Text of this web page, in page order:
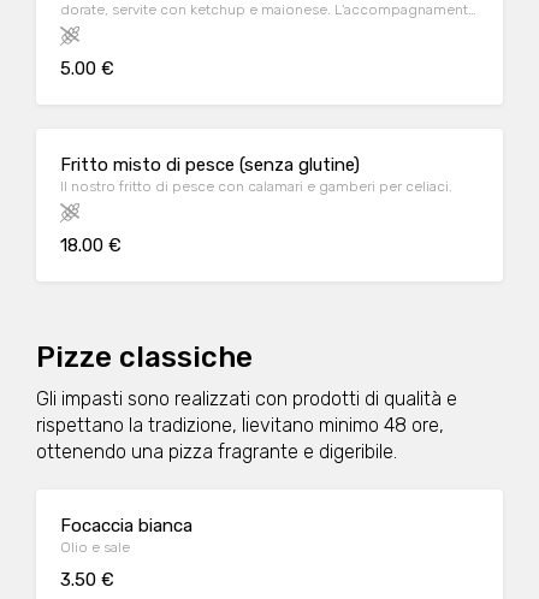
dorate, servite con ketchup e maionese. L'accompagnamento
ideale vicino alla tua pizza senza glutine.
5.00 €
Fritto misto di pesce (senza glutine)
Il nostro fritto di pesce con calamari e gamberi per celiaci.
18.00 €
Pizze classiche
Gli impasti sono realizzati con prodotti di qualità e
rispettano la tradizione, lievitano minimo 48 ore,
ottenendo una pizza fragrante e digeribile.
Focaccia bianca
Olio e sale
3.50 €